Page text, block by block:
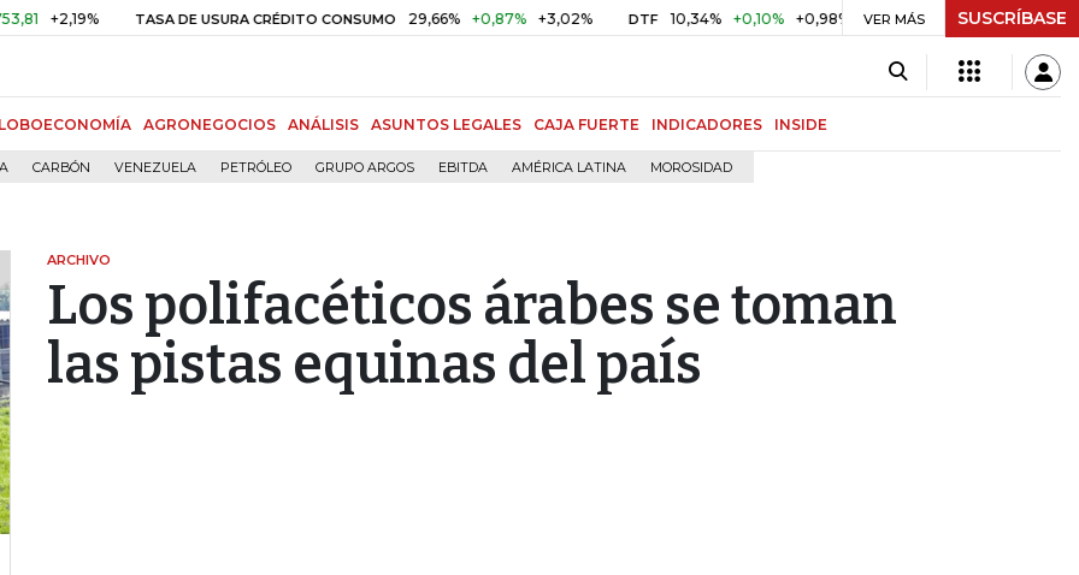
TASA DE USURA CRÉDITO CONSUMO 29,66% +0,87% +3,02% DTF 10,34% +0,10% +0,98% UVR $ 416,86 +$ 0,05 +0,01%
VER MÁS SUSCRÍBASE
AGRONEGOCIOS ANÁLISIS ASUNTOS LEGALES CAJA FUERTE INDICADORES INSIDE
CARBÓN VENEZUELA PETRÓLEO GRUPO ARGOS EBITDA AMÉRICA LATINA MOROSIDAD
ARCHIVO
Los polifacéticos árabes se toman
las pistas equinas del país